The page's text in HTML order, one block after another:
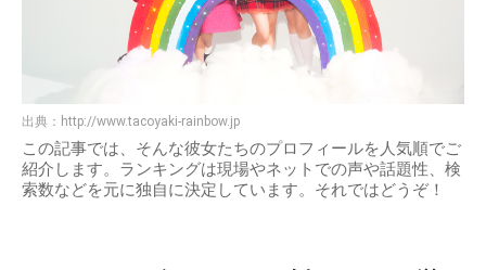
出典： http://www.tacoyaki-rainbow.jp
この記事では、そんな彼女たちのプロフィールを人気順でご
紹介します。ランキングは現場やネットでの声や話題性、検
索数などを元に独自に決定しています。それではどうぞ！